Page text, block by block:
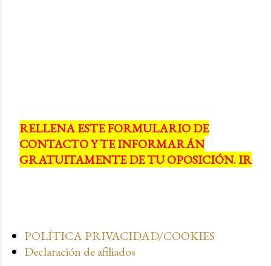
RELLENA ESTE FORMULARIO DE
CONTACTO Y TE INFORMARÁN
GRATUITAMENTE DE TU OPOSICIÓN. IR
POLÍTICA PRIVACIDAD/COOKIES
Declaración de afiliados